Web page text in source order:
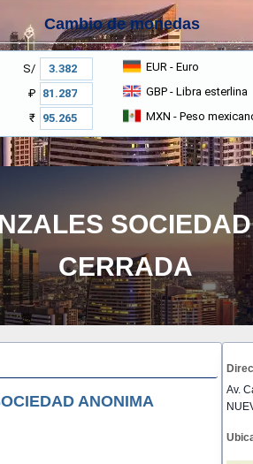
Cambio de monedas
S/ EUR - Euro
₽ GBP - Libra esterlina
₹ MXN - Peso
CERRADA
ANONIMA
Av.